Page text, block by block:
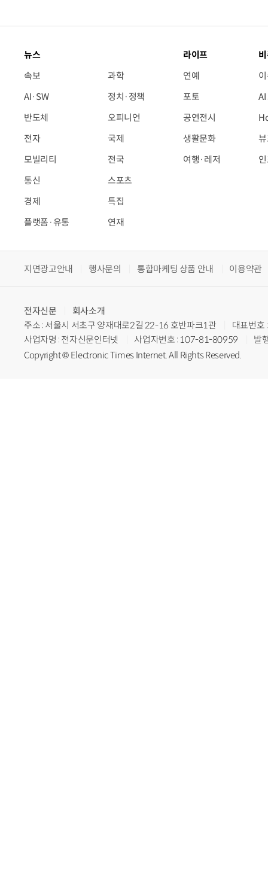
뉴스
속보
AI·SW
반도체
전자
모빌리티
통신
경제
플랫폼·유통
과학
정치·정책
오피니언
국제
전국
스포츠
특집
연재
라이프
연예
포토
공연전시
생활문화
여행·레저
지면광고안내 행사문의 통합마케팅 상품 안내 이용약관
전자신문
회사소개
주소 : 서울시 서초구 양재대로2길 22-16 호반파크1관
대표번
사업자명 : 전자신문인터넷
사업자번호 : 107-81-80959
발
Copyright © Electronic Times Internet. All Rights Reserved.